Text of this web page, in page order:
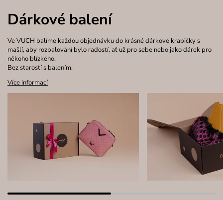
Dárkové balení
Ve VUCH balíme každou objednávku do krásné dárkové krabičky s
mašlí, aby rozbalování bylo radostí, ať už pro sebe nebo jako dárek pro
někoho blízkého.
Bez starostí s balením.
Více informací